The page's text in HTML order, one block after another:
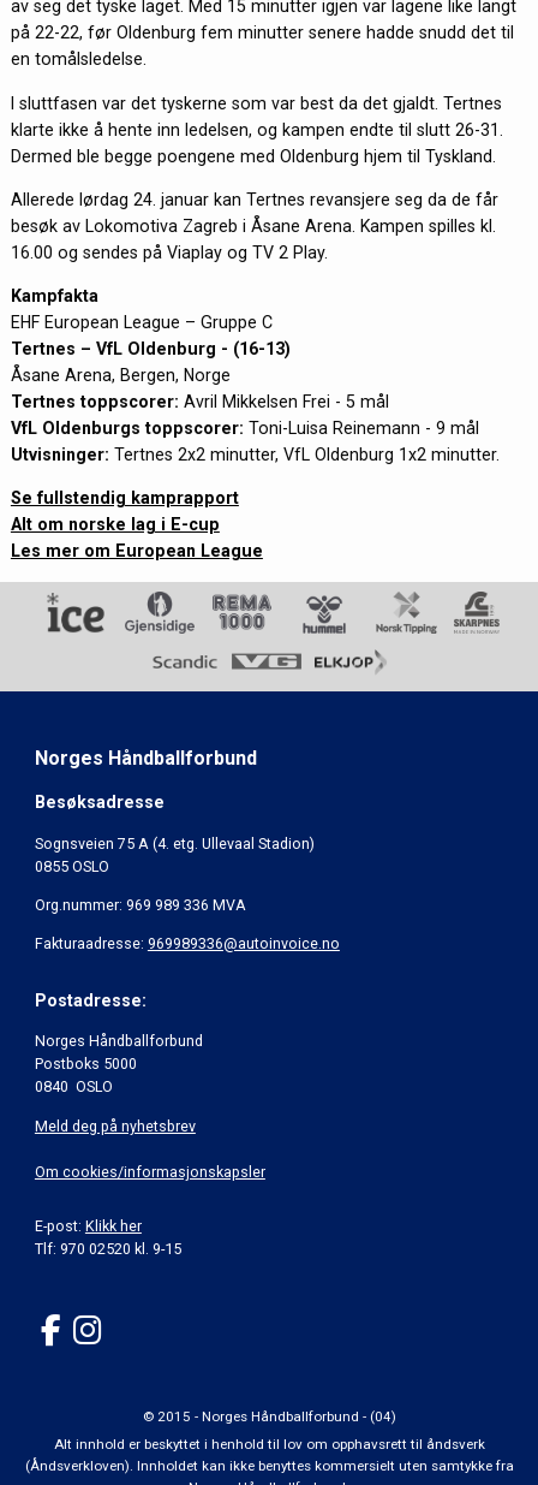
av seg det tyske laget. Med 15 minutter igjen var lagene like langt
på 22-22, før Oldenburg fem minutter senere hadde snudd det til
en tomålsledelse.
I sluttfasen var det tyskerne som var best da det gjaldt. Tertnes
klarte ikke å hente inn ledelsen, og kampen endte til slutt 26-31.
Dermed ble begge poengene med Oldenburg hjem til Tyskland.
Allerede lørdag 24. januar kan Tertnes revansjere seg da de får
besøk av Lokomotiva Zagreb i Åsane Arena. Kampen spilles kl.
16.00 og sendes på Viaplay og TV 2 Play.
Kampfakta
EHF European League – Gruppe C
Tertnes – VfL Oldenburg - (16-13)
Åsane Arena, Bergen, Norge
Tertnes toppscorer: Avril Mikkelsen Frei - 5 mål
VfL Oldenburgs toppscorer: Toni-Luisa Reinemann - 9 mål
Utvisninger: Tertnes 2x2 minutter, VfL Oldenburg 1x2 minutter.
Se fullstendig kamprapport
Alt om norske lag i E-cup
Les mer om European League
Norges Håndballforbund
Besøksadresse
Sognsveien 75 A (4. etg. Ullevaal Stadion)
0855 OSLO
Org.nummer: 969 989 336 MVA
Fakturaadresse: 969989336@autoinvoice.no
Postadresse:
Norges Håndballforbund
Postboks 5000
0840 OSLO
Meld deg på nyhetsbrev
Om cookies/informasjonskapsler
E-post: Klikk her
Tlf: 970 02520 kl. 9-15
© 2015 - Norges Håndballforbund - (04)
Alt innhold er beskyttet i henhold til lov om opphavsrett til åndsverk
(Åndsverkloven). Innholdet kan ikke benyttes kommersielt uten samtykke fra